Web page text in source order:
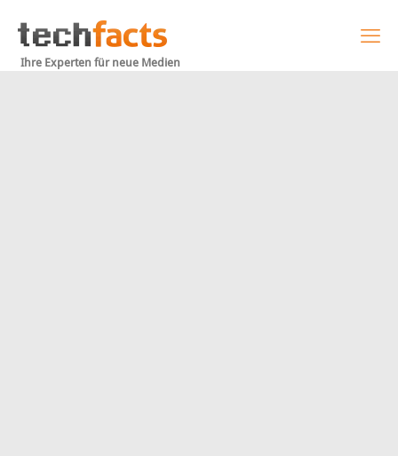
Ihre Experten für neue Medien